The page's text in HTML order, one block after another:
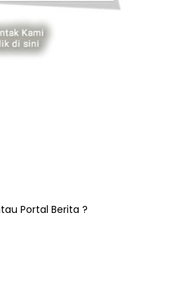
Portal Berita ?